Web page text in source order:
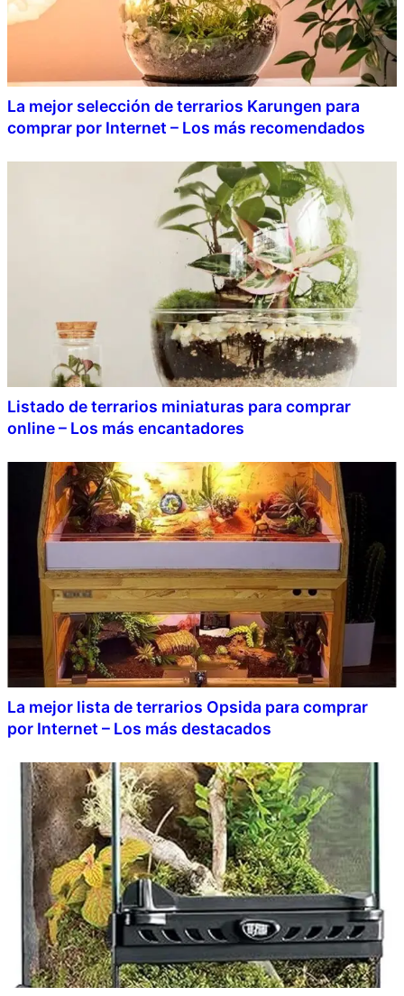
La mejor selección de terrarios Karungen para
comprar por Internet – Los más recomendados
Listado de terrarios miniaturas para comprar
online – Los más encantadores
La mejor lista de terrarios Opsida para comprar
por Internet – Los más destacados